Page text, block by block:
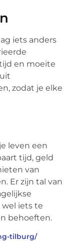
iets anders
en moeite
zodat je elke
leven een
tijd, geld
van
Er zijn tal van
wel iets te
behoeften.
tilburg/